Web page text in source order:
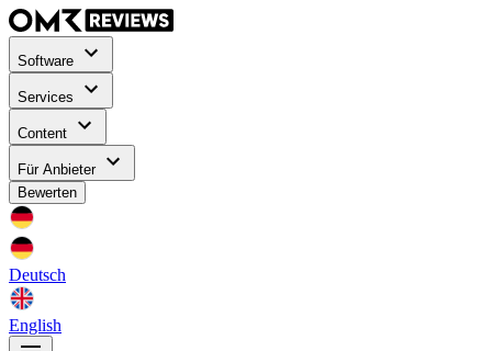
Software
Services
Content
Für Anbieter
Bewerten
Deutsch
English